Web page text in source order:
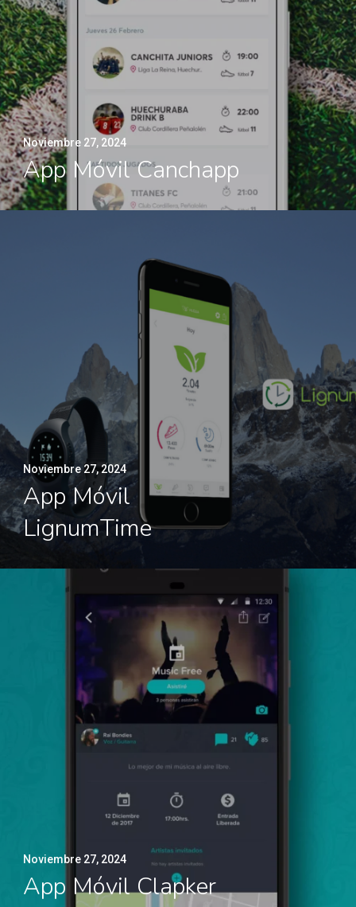
Noviembre 27, 2024
App Móvil Canchapp
Noviembre 27, 2024
App Móvil
LignumTime
Noviembre 27, 2024
App Móvil Clapker